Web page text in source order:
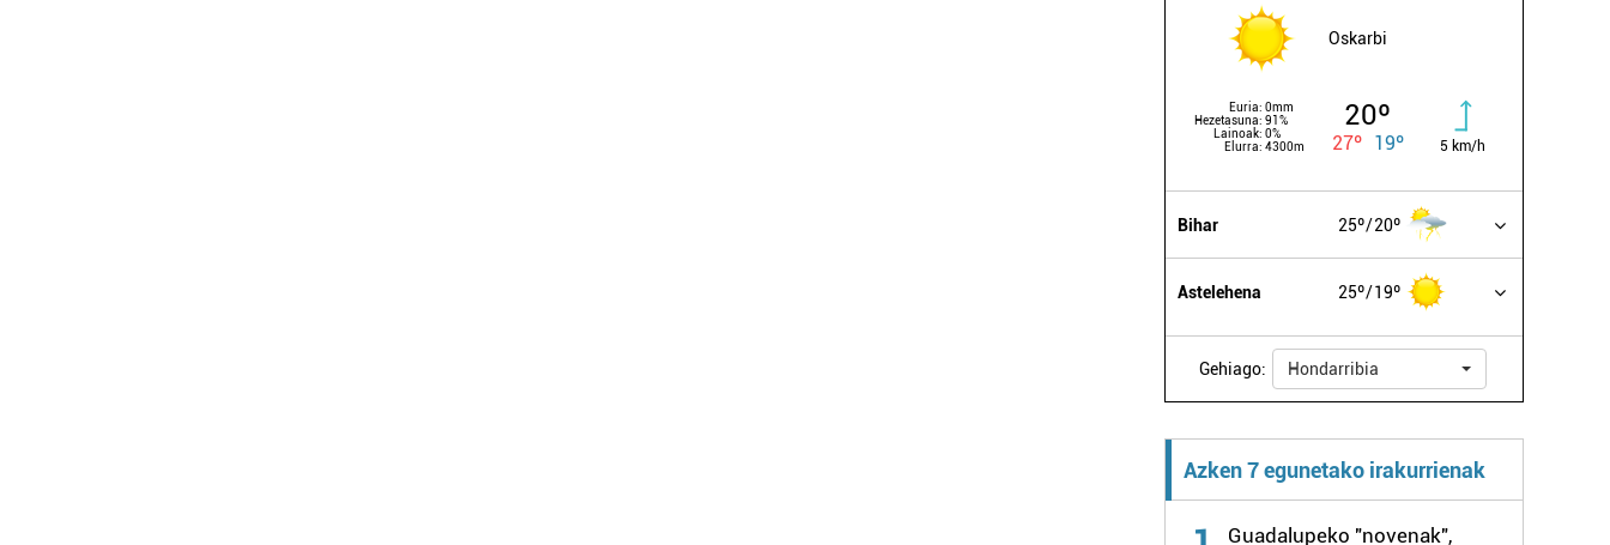
Oskarbi
Euria: 0mm
Hezetasuna: 91%
Lainoak: 0%
Elurra: 4300m
20º
27º 19º 5 km/h
Bihar 25º 20º
Astelehena 25º 19º
Gehiago: Hondarribia
Azken 7 egunetako irakurrienak
Guadalupeko "novenak",